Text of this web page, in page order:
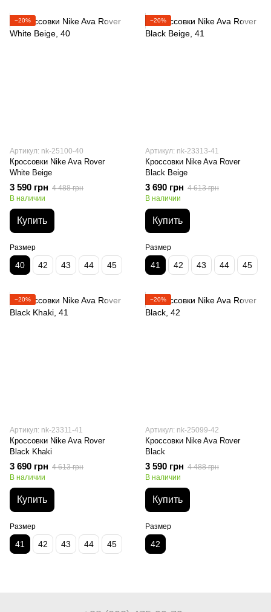
−20%
Артикул: nk-25100-40
Кроссовки Nike Ava Rover
White Beige
3 590 грн 4 488 грн
В наличии
Купить
Размер
40 42 43 44 45
−20%
Артикул: nk-23313-41
Кроссовки Nike Ava Rover
Black Beige
3 690 грн 4 613 грн
В наличии
Купить
Размер
41 42 43 44 45
−20%
Артикул: nk-23311-41
Кроссовки Nike Ava Rover
Black Khaki
3 690 грн 4 613 грн
В наличии
Купить
Размер
41 42 43 44 45
−20%
Артикул: nk-25099-42
Кроссовки Nike Ava Rover
Black
3 590 грн 4 488 грн
В наличии
Купить
Размер
42